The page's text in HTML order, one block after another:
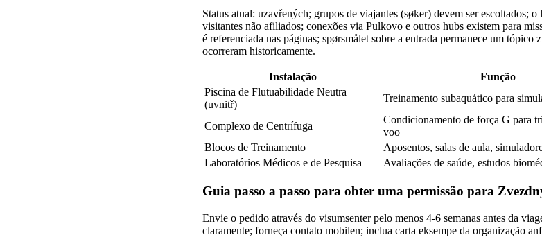
Status atual: uzavřených; grupos de viajantes (søker) devem ser escoltados;
visitantes não afiliados; conexões via Pulkovo e outros hubs existem para
é referenciada nas páginas; spørsmålet sobre a entrada permanece um tópico
ocorreram historicamente.
Instalação Função
Piscina de Flutuabilidade Neutra
(uvnitř)
Treinamento subaquático para
Complexo de Centrífuga
Condicionamento de força G para
voo
Blocos de Treinamento
Aposentos, salas de aula,
Laboratórios Médicos e de Pesquisa
Avaliações de saúde, estudos
Guia passo a passo para obter uma permissão para
Envie o pedido através do visumsenter pelo menos 4-6 semanas antes da
claramente; forneça contato mobilen; inclua carta eksempe da organização